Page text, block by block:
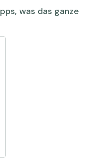
was das ganze